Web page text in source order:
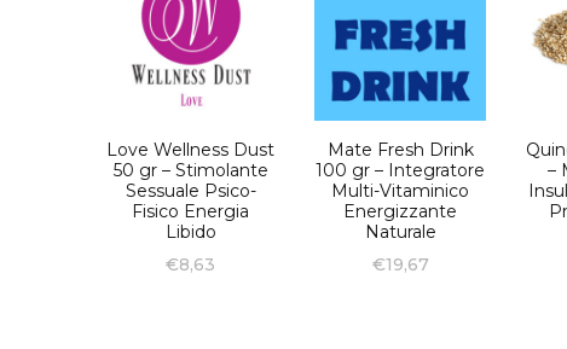
Love Wellness Dust
50 gr – Stimolante
Sessuale Psico-
Fisico Energia
Libido
€8,63
Mate Fresh Drink
100 gr – Integratore
Multi-Vitaminico
Energizzante
Naturale
€19,67
–